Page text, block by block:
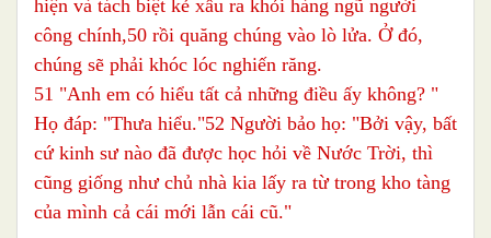
hiện và tách biệt kẻ xấu ra khỏi hàng ngũ người
công chính,50 rồi quăng chúng vào lò lửa. Ở đó,
chúng sẽ phải khóc lóc nghiến răng.
51 "Anh em có hiểu tất cả những điều ấy không? "
Họ đáp: "Thưa hiểu."52 Người bảo họ: "Bởi vậy, bất
cứ kinh sư nào đã được học hỏi về Nước Trời, thì
cũng giống như chủ nhà kia lấy ra từ trong kho tàng
của mình cả cái mới lẫn cái cũ."